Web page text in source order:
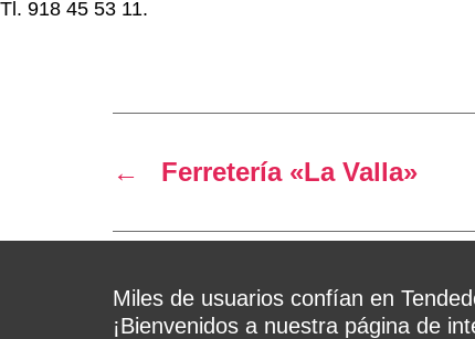
Tl. 918 45 53 11.
← Ferretería «La Valla»
Miles de usuarios confían en
¡Bienvenidos a nuestra página de